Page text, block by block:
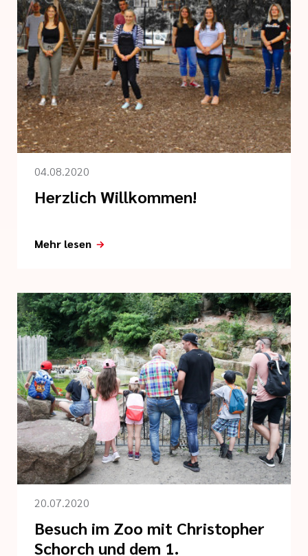
04.08.2020
Herzlich Willkommen!
Mehr lesen
20.07.2020
Besuch im Zoo mit Christopher
Schorch und dem 1.